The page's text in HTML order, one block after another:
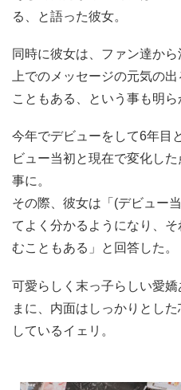
る、と語った彼女。
同時に彼女は、ファン達か
上でのメッセージの元気の
こともある、という事も明ら
今年でデビューをして6年目
ビュー当初と現在で変化し
事に。
その際、彼女は「(デビュー
てよく分かるようになり、
むこともある」と回答した。
可愛らしく末っ子らしい愛
まに、内面はしっかりとし
しているイェリ。